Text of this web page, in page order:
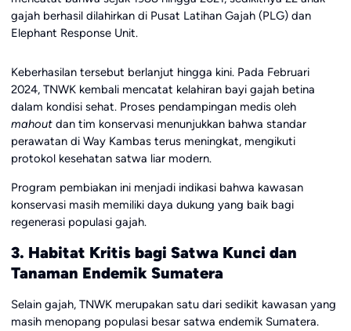
gajah berhasil dilahirkan di Pusat Latihan Gajah (PLG) dan
Elephant Response Unit.
Keberhasilan tersebut berlanjut hingga kini. Pada Februari
2024, TNWK kembali mencatat kelahiran bayi gajah betina
dalam kondisi sehat. Proses pendampingan medis oleh
mahoutdan tim konservasi menunjukkan bahwa standar
perawatan di Way Kambas terus meningkat, mengikuti
protokol kesehatan satwa liar modern.
Program pembiakan ini menjadi indikasi bahwa kawasan
konservasi masih memiliki daya dukung yang baik bagi
regenerasi populasi gajah.
3. Habitat Kritis bagi Satwa Kunci dan
Tanaman Endemik Sumatera
Selain gajah, TNWK merupakan satu dari sedikit kawasan yang
masih menopang populasi besar satwa endemik Sumatera.